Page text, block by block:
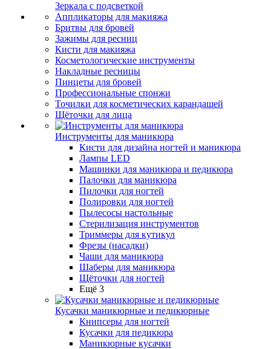
Зеркала с подсветкой
Аппликаторы для макияжа
Бритвы для бровей
Зажимы для ресниц
Кисти для макияжа
Косметологические инструменты
Накладные ресницы
Пинцеты для бровей
Профессиональные спонжи
Точилки для косметических карандашей
Щёточки для лица
Инструменты для маникюра
Кисти для дизайна ногтей и маникюра
Лампы LED
Машинки для маникюра и педикюра
Палочки для маникюра
Пилочки для ногтей
Полировки для ногтей
Пылесосы настольные
Стерилизация инструментов
Триммеры для кутикул
Фрезы (насадки)
Чаши для маникюра
Шаберы для маникюра
Щёточки для ногтей
Ещё 3
Кусачки маникюрные и педикюрные
Книпсеры для ногтей
Кусачки для педикюра
Маникюрные кусачки